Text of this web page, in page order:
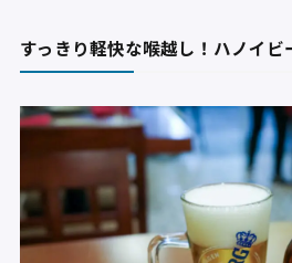
すっきり軽快な喉越し！ハノイビ